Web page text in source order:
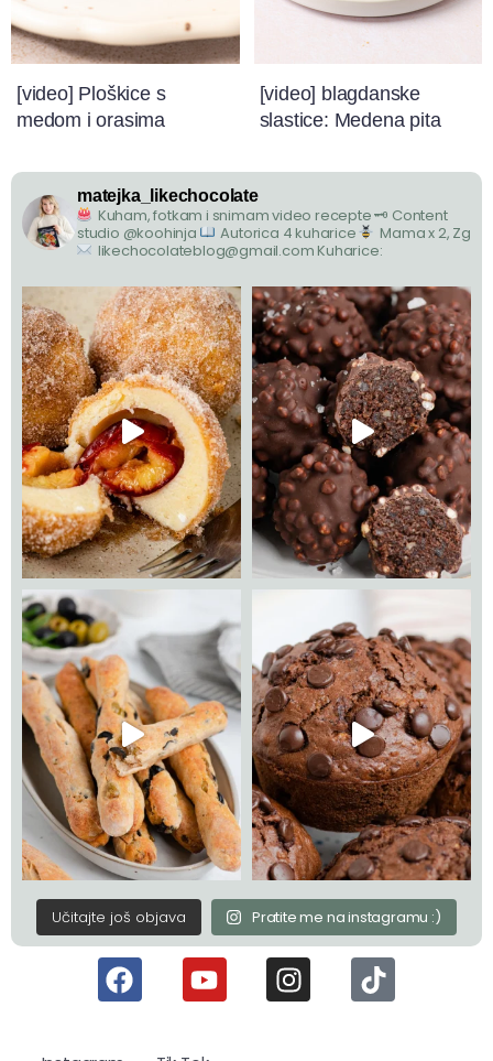
[video] Ploškice s
medom i orasima
[video] blagdanske
slastice: Medena pita
matejka_likechocolate
Kuham, fotkam i snimam video recepte🗝 Content
studio @koohinja
Autorica 4 kuharice
Mama x 2, Zg
likechocolateblog@gmail.com Kuharice:
Učitajte još objava Pratite me na instagramu :)